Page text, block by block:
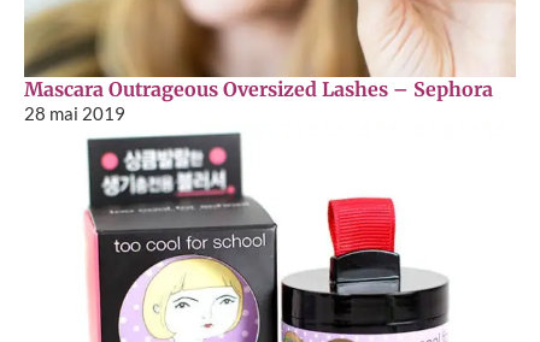
Mascara Outrageous Oversized Lashes – Sephora
28 mai 2019